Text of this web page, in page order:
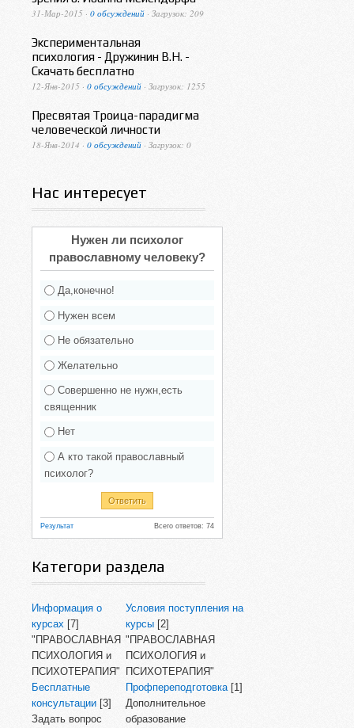
31-Мар-2015 · 0 обсуждений · Загрузок: 209
Экспериментальная
психология - Дружинин В.Н. -
Скачать бесплатно
12-Янв-2015 · 0 обсуждений · Загрузок: 1255
Пресвятая Троица-парадигма
человеческой личности
18-Янв-2014 · 0 обсуждений · Загрузок: 0
Нас интересует
Нужен ли психолог
православному человеку?
Да,конечно!
Нужен всем
Не обязательно
Желательно
Совершенно не нужн,есть
священник
Нет
А кто такой православный
психолог?
Результат Всего ответов: 74
Категори раздела
Информация о
курсах [7]
"ПРАВОСЛАВНАЯ
ПСИХОЛОГИЯ и
ПСИХОТЕРАПИЯ"
Условия поступления на
курсы [2]
"ПРАВОСЛАВНАЯ
ПСИХОЛОГИЯ и
ПСИХОТЕРАПИЯ"
Бесплатные
консультации [3]
Задать вопрос
Профпереподготовка [1]
Дополнительное
образование